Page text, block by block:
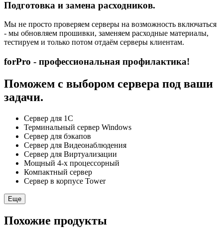
Подготовка и замена расходников.
Мы не просто проверяем серверы на возможность включаться
- мы обновляем прошивки, заменяем расходные материалы,
тестируем и только потом отдаём серверы клиентам.
forPro - профессиональная профилактика!
Поможем с выбором сервера под ваши
задачи.
Сервер для 1С
Терминальный сервер Windows
Сервер для бэкапов
Сервер для Видеонаблюдения
Сервер для Виртуализации
Мощный 4-х процессорный
Компактный сервер
Сервер в корпусе Tower
Еще
Похожие продукты